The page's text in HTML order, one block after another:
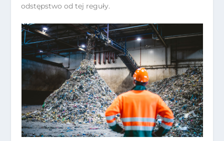
odstępstwo od tej reguły.